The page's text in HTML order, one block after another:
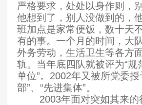
严格要求，处处以身作则，
他想到了，别人没做到的，
班加点是家常便饭，数十天
有的事。一个月的时间，大
外务劳动，生活卫生等各方
轨。当年底四队就被评为“规
单位”。2002年又被所党委授
部”、“先进集体”。
2003年面对突如其来的